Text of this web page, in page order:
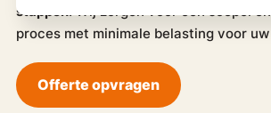
stappen. Wij zorgen voor een soepel
proces met minimale belasting voor
Offerte opvragen